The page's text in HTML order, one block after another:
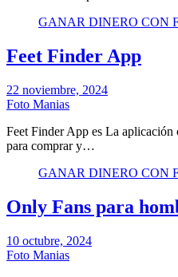
GANAR DINERO CON
Feet Finder App
22 noviembre, 2024
Foto Manias
Feet Finder App es La
para comprar y…
GANAR DINERO CON
Only Fans para
10 octubre, 2024
Foto Manias